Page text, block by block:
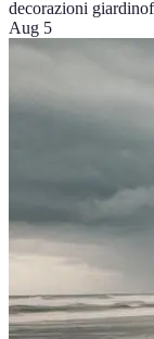
decorazioni giardino
Aug 5